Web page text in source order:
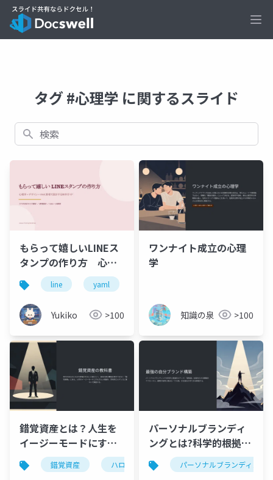
タグ #心理学 に関するスライド
検索
もらって嬉しいLINEス
タンプの作り方 心理
学 × デザイン × YAML
管理で設計する制作ガ
イド スマホ対応サイ
ズ規定 ／ 感情設計 ／
YAML一元管理
line yaml
Yukiko >100
ワンナイト成立の心理
学
知識の泉 >100
錯覚資産とは？人生を
イージーモードにする
「勘違いさせる力」完
全ガイド
錯覚資産 ハロー効果 心理学 ビジネスス
パーソナルブランディ
ングとは?科学的根拠に
基づく構築5ステップ完
全ガイド
パーソナルブランディング